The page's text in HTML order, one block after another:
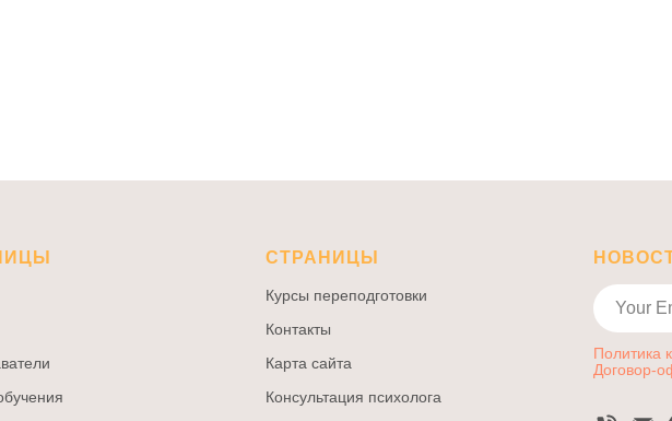
СТРАНИЦЫ
Курсы переподготовки
Контакты
Карта сайта
Консультация психолога
Политика
Договор-